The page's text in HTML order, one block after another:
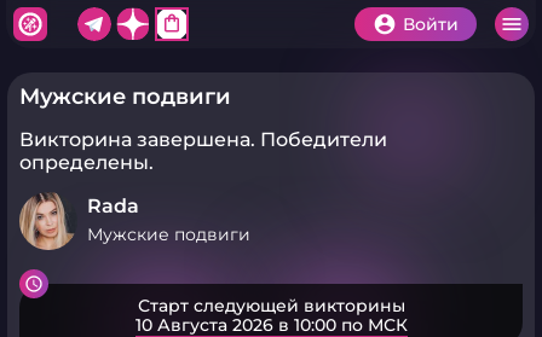
shopping_bag Войти
Мужские подвиги
Викторина завершена. Победители
определены.
Rada
Мужские подвиги
Старт следующей викторины
10 Августа 2026 в 10:00 по МСК